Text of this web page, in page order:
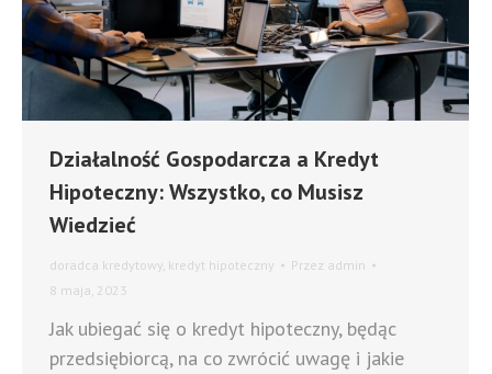
Działalność Gospodarcza a Kredyt
Hipoteczny: Wszystko, co Musisz
Wiedzieć
doradca kredytowy kredyt hipoteczny Przez admin
8 maja, 2023
Jak ubiegać się o kredyt hipoteczny, będąc
przedsiębiorcą, na co zwrócić uwagę i jakie